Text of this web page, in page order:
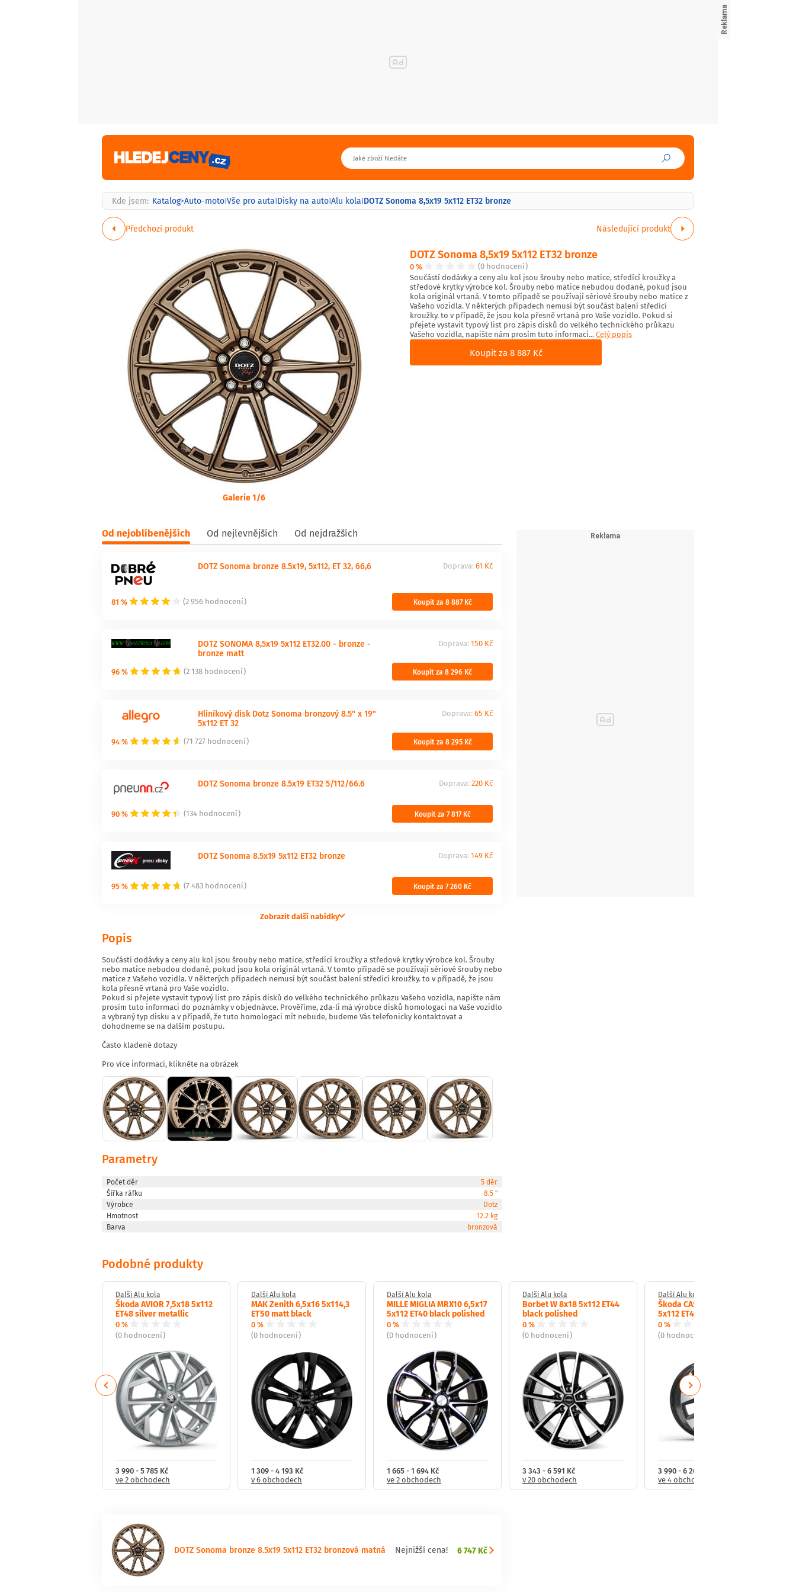
Kde jsem: Katalog>Auto-moto|Vše pro auta|Disky na auto|Alu kola|DOTZ Sonoma 8,5x19 5x112 ET32 bronze
Předchozí produkt Následující produkt
Galerie 1/6
DOTZ Sonoma 8,5x19 5x112 ET32 bronze
0 %
(0 hodnocení)
Součástí dodávky a ceny alu kol jsou šrouby nebo matice, středící kroužky a
středové krytky výrobce kol. Šrouby nebo matice nebudou dodané, pokud jsou
kola originál vrtaná. V tomto případě se používají sériové šrouby nebo matice z
Vašeho vozidla. V některých případech nemusí být součást balení středící
kroužky. to v případě, že jsou kola přesně vrtaná pro Vaše vozidlo. Pokud si
přejete vystavit typový list pro zápis disků do velkého technického průkazu
Vašeho vozidla, napište nám prosím tuto informaci...Celý popis
Koupit za 8 887 Kč
Od nejoblíbenějších Od nejlevnějších Od nejdražších
81 % (2 956 hodnocení)
DOTZ Sonoma bronze 8.5x19, 5x112, ET 32, 66,6 Doprava: 61 Kč
Koupit za 8 887 Kč
96 % (2 138 hodnocení)
DOTZ SONOMA 8,5x19 5x112 ET32.00 - bronze -
bronze matt
Doprava: 150 Kč
Koupit za 8 296 Kč
94 % (71 727 hodnocení)
Hliníkový disk Dotz Sonoma bronzový 8.5" x 19"
5x112 ET 32
Doprava: 65 Kč
Koupit za 8 295 Kč
90 % (134 hodnocení)
DOTZ Sonoma bronze 8.5x19 ET32 5/112/66.6 Doprava: 220 Kč
Koupit za 7 817 Kč
95 % (7 483 hodnocení)
DOTZ Sonoma 8.5x19 5x112 ET32 bronze Doprava: 149 Kč
Koupit za 7 260 Kč
Zobrazit další nabídky
Popis
Součástí dodávky a ceny alu kol jsou šrouby nebo matice, středící kroužky a středové krytky výrobce kol. Šrouby
nebo matice nebudou dodané, pokud jsou kola originál vrtaná. V tomto případě se používají sériové šrouby nebo
matice z Vašeho vozidla. V některých případech nemusí být součást balení středící kroužky. to v případě, že jsou
kola přesně vrtaná pro Vaše vozidlo.
Pokud si přejete vystavit typový list pro zápis disků do velkého technického průkazu Vašeho vozidla, napište nám
prosím tuto informaci do poznámky v objednávce. Prověříme, zda-li má výrobce disků homologaci na Vaše vozidlo
a vybraný typ disku a v případě, že tuto homologaci mít nebude, budeme Vás telefonicky kontaktovat a
dohodneme se na dalším postupu.
Často kladené dotazy
Pro více informací, klikněte na obrázek
Parametry
Počet děr
5 děr
Šířka ráfku
8.5 ″
Výrobce
Dotz
Hmotnost
12.2 kg
Barva
bronzová
Podobné produkty
Další Alu kola
Škoda AVIOR 7,5x18 5x112
ET48 silver metallic
0 %
(0 hodnocení)
3 990 - 5 785 Kč
ve 2 obchodech
Další Alu kola
MAK Zenith 6,5x16 5x114,3
ET50 matt black
0 %
(0 hodnocení)
1 309 - 4 193 Kč
v 6 obchodech
Další Alu kola
MILLE MIGLIA MRX10 6,5x17
5x112 ET40 black polished
0 %
(0 hodnocení)
1 665 - 1 694 Kč
ve 2 obchodech
Další Alu kola
Borbet W 8x18 5x112 ET44
black polished
0 %
(0 hodnocení)
3 343 - 6 591 Kč
v 20 obchodech
Další Alu kola
Škoda CASSIOPEIA 8x18
5x112 ET44 silver
0 %
(0 hodnocení)
3 990 - 6 200 Kč
ve 4 obchodech
Previous Next
DOTZ Sonoma bronze 8.5x19 5x112 ET32 bronzová matná Nejnižší cena! 6 747 Kč